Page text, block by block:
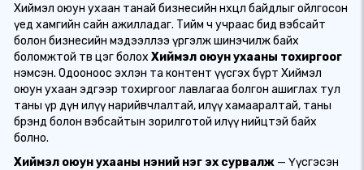
Хиймэл оюун ухаан танай бизнесийн нөхцөл байдлыг ойлгосон
үед хамгийн сайн ажилладаг. Тийм ч учраас бид вэбсайт
болон бизнесийн мэдээллээ үргэлж шинэчилж байх
боломжтой төв цэг болох Хиймэл оюун ухааны тохиргоог
нэмсэн. Одооноос эхлэн та контент үүсгэх бүрт Хиймэл
оюун ухаан эдгээр тохиргоог лавлагаа болгон ашиглах тул
таны үр дүн илүү нарийвчлалтай, илүү хамааралтай, таны
брэнд болон вэбсайтын зорилготой илүү нийцтэй байх
болно.
Хиймэл оюун ухааны үнэний нэг эх сурвалж — Үүсгэсэн